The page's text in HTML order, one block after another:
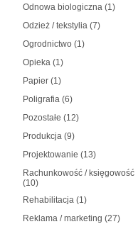
Odnowa biologiczna (1)
Odzież / tekstylia (7)
Ogrodnictwo (1)
Opieka (1)
Papier (1)
Poligrafia (6)
Pozostałe (12)
Produkcja (9)
Projektowanie (13)
Rachunkowość / księgowość
(10)
Rehabilitacja (1)
Reklama / marketing (27)